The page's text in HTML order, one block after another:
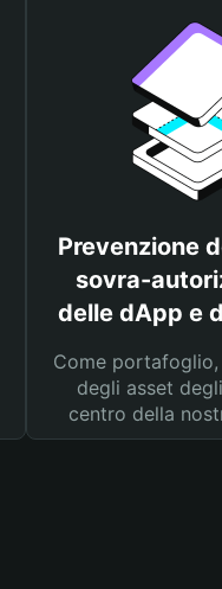
Prevenzione
sovra-
delle dApp e
Come
degli asset
centro della